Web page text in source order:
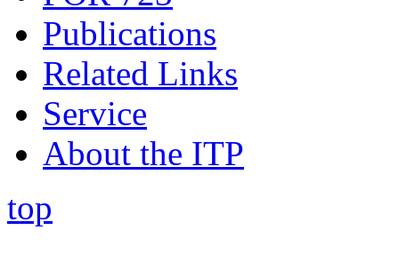
Publications
Related Links
Service
About the ITP
top